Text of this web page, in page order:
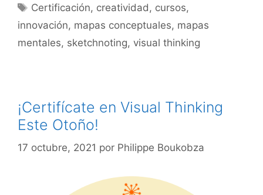
Certificación, creatividad, cursos,
innovación, mapas conceptuales, mapas
mentales, sketchnoting, visual thinking
¡Certifícate en Visual Thinking
Este Otoño!
17 octubre, 2021 por Philippe Boukobza